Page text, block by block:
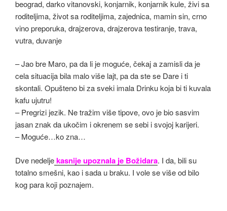
– Jao bre Maro, pa da li je moguće, čekaj a zamisli da je
cela situacija bila malo više lajt, pa da ste se Dare i ti
skontali. Opušteno bi za sveki imala Drinku koja bi ti kuvala
kafu ujutru!
– Pregrizi jezik. Ne tražim više tipove, ovo je bio sasvim
jasan znak da ukočim i okrenem se sebi i svojoj karijeri.
– Moguće…ko zna…
Dve nedeljekasnije upoznala je Božidara. I da, bili su
totalno smešni, kao i sada u braku. I vole se više od bilo
kog para koji poznajem.